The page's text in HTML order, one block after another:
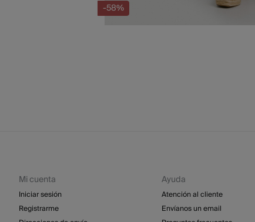
-58%
Mi cuenta
Iniciar sesión
Registrarme
Ayuda
Atención al cliente
Envíanos un email